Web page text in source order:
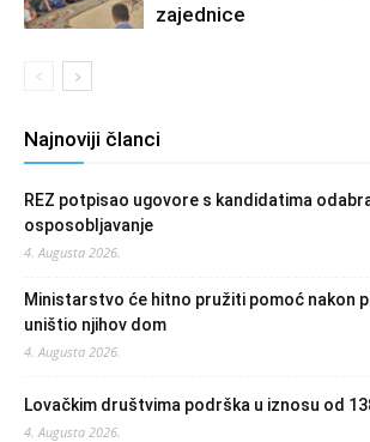
zajednice
Najnoviji članci
REZ potpisao ugovore s kandidatima
osposobljavanje
4. Augusta 2026.
Ministarstvo će hitno pružiti pomoć nakon
uništio njihov dom
4. Augusta 2026.
Lovačkim društvima podrška u iznosu od
4. Augusta 2026.